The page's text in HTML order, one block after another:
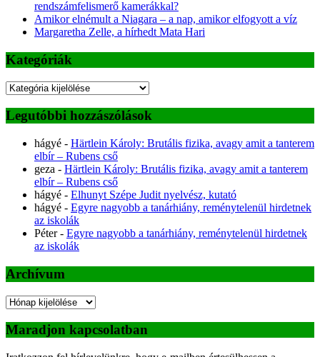
rendszámfelismerő kamerákkal?
Amikor elnémult a Niagara – a nap, amikor elfogyott a víz
Margaretha Zelle, a hírhedt Mata Hari
Kategóriák
Kategóriák
Legutóbbi hozzászólások
hágyé - Härtlein Károly: Brutális fizika, avagy amit a tanterem
elbír – Rubens cső
geza - Härtlein Károly: Brutális fizika, avagy amit a tanterem
elbír – Rubens cső
hágyé - Elhunyt Szépe Judit nyelvész, kutató
hágyé - Egyre nagyobb a tanárhiány, reménytelenül hirdetnek
az iskolák
Péter- Egyre nagyobb a tanárhiány, reménytelenül hirdetnek
az iskolák
Archívum
Archívum
Maradjon kapcsolatban